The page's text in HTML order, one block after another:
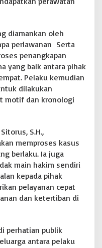
diamankan oleh
perlawanan Serta
penangkapan
yang baik antara pihak
Pelaku kemudian
dilakukan
motif dan kronologi
S.H.,
memproses kasus
berlaku. Ia juga
main hakim sendiri
kepada pihak
pelayanan cepat
dan ketertiban di
perhatian publik
antara pelaku